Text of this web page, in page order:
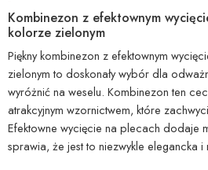
Kombinezon z efektownym
kolorze zielonym
Piękny kombinezon z efektownym
zielonym to doskonały wybór dla
wyróżnić na weselu. Kombinezon ten
atrakcyjnym wzornictwem, które
Efektowne wycięcie na plecach dodaje
sprawia, że jest to niezwykle elegancka